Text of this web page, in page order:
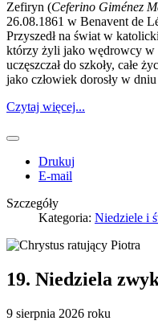
Zefiryn (Ceferino Giménez
26.08.1861 w Benavent de
Przyszedł na świat w
którzy żyli jako wędrowcy
uczęszczał do szkoły, całe
jako człowiek dorosły w dniu
Czytaj więcej...
Drukuj
E-mail
Szczegóły
Kategoria: Niedziele i
19. Niedziela
9 sierpnia 2026 roku